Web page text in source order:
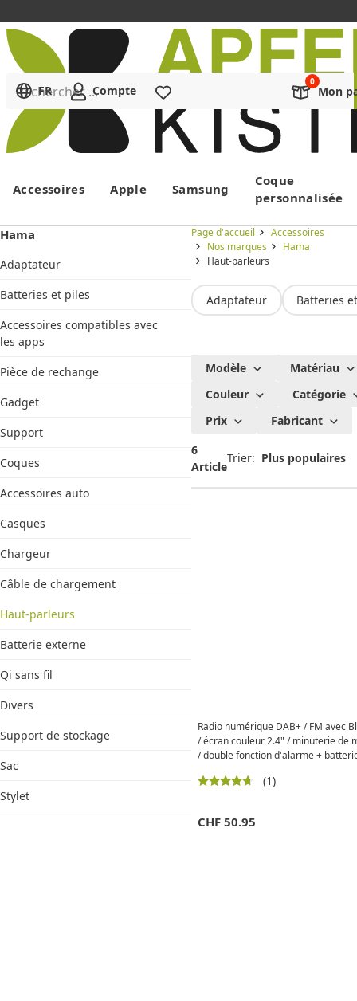
Menu
Rechercher ...
FR Compte Mon
Accessoires Apple Samsung
Coque
personnalisée
Hama
Adaptateur
Batteries et piles
Accessoires compatibles avec
les apps
Pièce de rechange
Gadget
Support
Coques
Accessoires auto
Casques
Chargeur
Câble de chargement
Haut-parleurs
Batterie externe
Qi sans fil
Divers
Support de stockage
Sac
Stylet
Page d'accueil
Accessoires
Nos marques
Hama
Haut-parleurs
Adaptateur Batteries
Tous les
produits
Hama :
Haut-
parleurs
Modèle
Matériau
Couleur
Catégorie
Prix
Fabricant
6
Article
Trier:
Radio numérique DAB+ / FM avec
/ écran couleur 2.4" / minuterie de
/ double fonction d'alarme +
(1)
CHF 50.95